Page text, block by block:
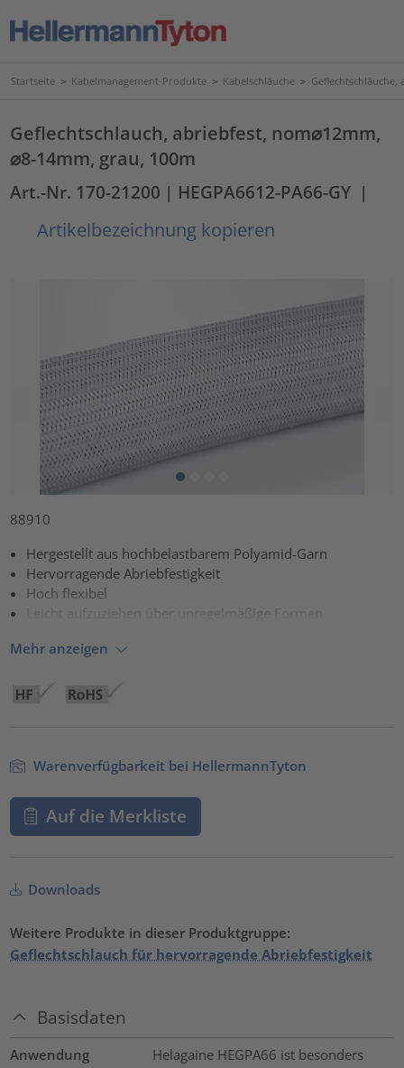
Startseite > Kabelmanagement-Produkte > Kabelschläuche > Geflechtschläuche,
Geflechtschlauch, abriebfest, nom⌀12mm,
⌀8-14mm, grau, 100m
Art.-Nr. 170-21200 | HEGPA6612-PA66-GY |
Artikelbezeichnung kopieren
88910
Hergestellt aus hochbelastbarem Polyamid-Garn
Hervorragende Abriebfestigkeit
Hoch flexibel
Leicht aufzuziehen über unregelmäßige Formen
Mehr anzeigen
Warenverfügbarkeit bei HellermannTyton
Auf die Merkliste
Downloads
Weitere Produkte in dieser Produktgruppe:
Geflechtschlauch für hervorragende Abriebfestigkeit
Basisdaten
Anwendung
Helagaine HEGPA66 ist besonders